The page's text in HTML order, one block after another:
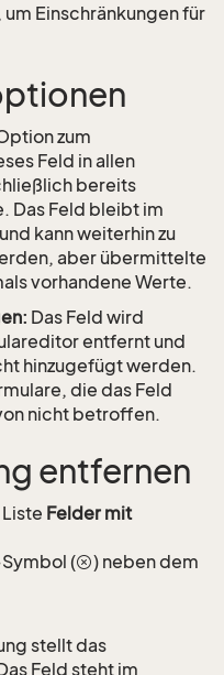
Einschränkungen für
zum
Feld in allen
bereits
Das Feld bleibt im
kann weiterhin zu
aber übermittelte
vorhandene Werte.
Das Feld wird
entfernt und
hinzugefügt werden.
die das Feld
nicht betroffen.
entfernen
Felder mit
(
) neben dem
stellt das
Feld steht im